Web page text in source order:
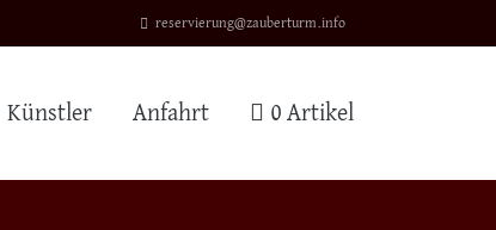
reservierung@zauberturm.info
Künstler Anfahrt 0 Artikel